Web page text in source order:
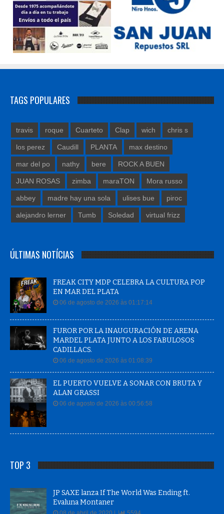
TAGS POPULARES
travis roque Cuarteto Clap wich chris s
los perez Caudill PLANTA max destino
mar del po nathy bere ROCK A BUEN
JUAN ROSAS zimba maraTON Mora russo
abbey madre hay una sola ulises bue piroc
alejandro lerner Tumb Soledad virtual frizz
ÚLTIMAS NOTÍCIAS
FREAK CITY MDP CELEBRA LA CULTURA POP
EN MAR DEL PLATA
06 de agosto de 2026 às 01:17:14
FUROR POR LA INAUGURACIÓN DE ARENA
MARDEL PLATA JUNTO A LOS FABULOSOS
CADILLACS.
06 de agosto de 2026 às 01:08:39
EL PUERTO VUELVE A SONAR CON BRUTA Y
ALAN GRASSI
06 de agosto de 2026 às 00:56:58
TOP 3
JP SAXE lanza If The World Was Ending ft.
Evaluna Montaner